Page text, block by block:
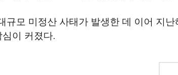
규모 미정산 사태가 발생한 데 이어 지
이 커졌다.